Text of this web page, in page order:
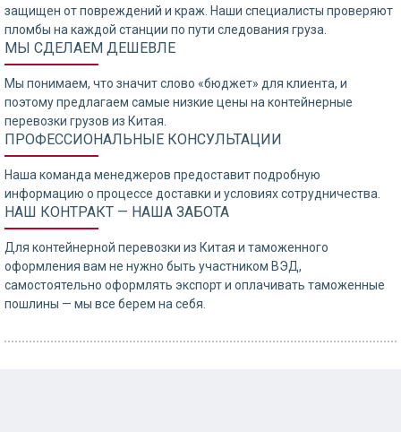
защищен от повреждений и краж. Наши специалисты проверяют
пломбы на каждой станции по пути следования груза.
МЫ СДЕЛАЕМ ДЕШЕВЛЕ
Мы понимаем, что значит слово «бюджет» для клиента, и
поэтому предлагаем самые низкие цены на контейнерные
перевозки грузов из Китая.
ПРОФЕССИОНАЛЬНЫЕ КОНСУЛЬТАЦИИ
Наша команда менеджеров предоставит подробную
информацию о процессе доставки и условиях сотрудничества.
НАШ КОНТРАКТ — НАША ЗАБОТА
Для контейнерной перевозки из Китая и таможенного
оформления вам не нужно быть участником ВЭД,
самостоятельно оформлять экспорт и оплачивать таможенные
пошлины — мы все берем на себя.